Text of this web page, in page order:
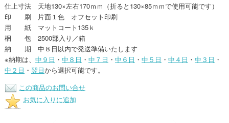
仕上寸法 天地130×左右170ｍｍ（折ると130×85ｍｍで使用可能です）
印 刷 片面１色 オフセット印刷
用 紙 マットコート135ｋ
梱 包 2500部入り／箱
納 期 中８日以内で発送準備いたします
※納期は、 中９日 ・ 中８日 ・ 中７日 ・ 中６日 ・ 中５日 ・ 中４日 ・ 中３日 ・
中２日 ・ 翌日から選択可能です。
この商品のお問い合せ
お気に入りに追加